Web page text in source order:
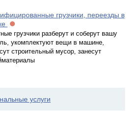
грузчики, переезды в
грузчики разберут и соберут вашу
укомплектуют вещи в машине,
строительный мусор, занесут
услуги